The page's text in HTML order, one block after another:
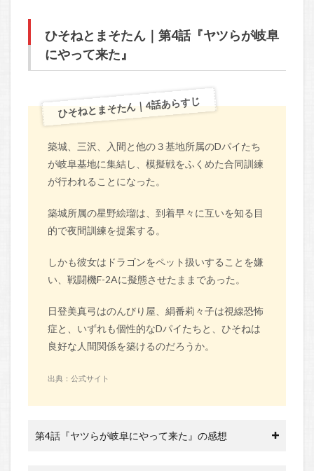
ひそねとまそたん｜第4話『ヤツらが岐阜
にやって来た』
ひそねとまそたん｜4話あらすじ
築城、三沢、入間と他の３基地所属のDパイたち
が岐阜基地に集結し、模擬戦をふくめた合同訓練
が行われることになった。
築城所属の星野絵瑠は、到着早々に互いを知る目
的で夜間訓練を提案する。
しかも彼女はドラゴンをペット扱いすることを嫌
い、戦闘機F-2Aに擬態させたままであった。
日登美真弓はのんびり屋、絹番莉々子は視線恐怖
症と、いずれも個性的なDパイたちと、ひそねは
良好な人間関係を築けるのだろうか。
出典：公式サイト
第4話『ヤツらが岐阜にやって来た』の感想